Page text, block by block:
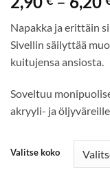
Napakka ja erittäin
Sivellin säilyttää
kuitujensa ansiosta.
Soveltuu
akryyli- ja
Valitse koko